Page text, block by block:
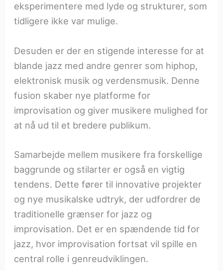
eksperimentere med lyde og strukturer, som
tidligere ikke var mulige.
Desuden er der en stigende interesse for at
blande jazz med andre genrer som hiphop,
elektronisk musik og verdensmusik. Denne
fusion skaber nye platforme for
improvisation og giver musikere mulighed for
at nå ud til et bredere publikum.
Samarbejde mellem musikere fra forskellige
baggrunde og stilarter er også en vigtig
tendens. Dette fører til innovative projekter
og nye musikalske udtryk, der udfordrer de
traditionelle grænser for jazz og
improvisation. Det er en spændende tid for
jazz, hvor improvisation fortsat vil spille en
central rolle i genreudviklingen.